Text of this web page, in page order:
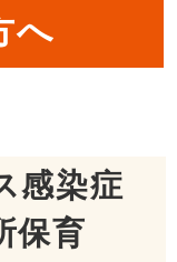
へ
感染症
保育